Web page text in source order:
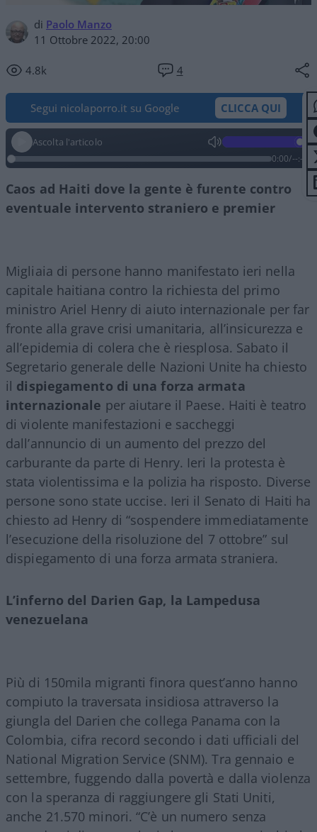
di Paolo Manzo
11 Ottobre 2022, 20:00
4.8k 4
Segui nicolaporro.it su Google CLICCA QUI
Ascolta l'articolo
0:00/--:--
Caos ad Haiti dove la gente è furente contro
eventuale intervento straniero e premier
Migliaia di persone hanno manifestato ieri nella
capitale haitiana contro la richiesta del primo
ministro Ariel Henry di aiuto internazionale per far
fronte alla grave crisi umanitaria, all’insicurezza e
all’epidemia di colera che è riesplosa. Sabato il
Segretario generale delle Nazioni Unite ha chiesto
il dispiegamento di una forza armata
internazionale per aiutare il Paese. Haiti è teatro
di violente manifestazioni e saccheggi
dall’annuncio di un aumento del prezzo del
carburante da parte di Henry. Ieri la protesta è
stata violentissima e la polizia ha risposto. Diverse
persone sono state uccise. Ieri il Senato di Haiti ha
chiesto ad Henry di “sospendere immediatamente
l’esecuzione della risoluzione del 7 ottobre” sul
dispiegamento di una forza armata straniera.
L’inferno del Darien Gap, la Lampedusa
venezuelana
Più di 150mila migranti finora quest’anno hanno
compiuto la traversata insidiosa attraverso la
giungla del Darien che collega Panama con la
Colombia, cifra record secondo i dati ufficiali del
National Migration Service (SNM). Tra gennaio e
settembre, fuggendo dalla povertà e dalla violenza
con la speranza di raggiungere gli Stati Uniti,
anche 21.570 minori. “C’è un numero senza